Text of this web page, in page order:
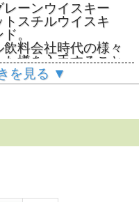
ーンウイスキー
スチルウイスキ
。
料会社時代の様々
樽を入手すること
様々な個性的なウ
た。アイリッシュ
ル蒸留。シングル
、シングルグレー
ン樽、オロロシェ
プルカスク熟成。
メル、ドライフル
が重なり合い、濃
を見る ▼